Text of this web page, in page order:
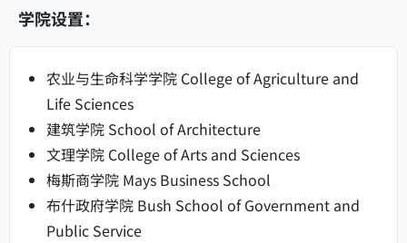
学院设置：
农业与生命科学学院 College of Agriculture and
Life Sciences
建筑学院 School of Architecture
文理学院 College of Arts and Sciences
梅斯商学院 Mays Business School
布什政府学院 Bush School of Government and
Public Service